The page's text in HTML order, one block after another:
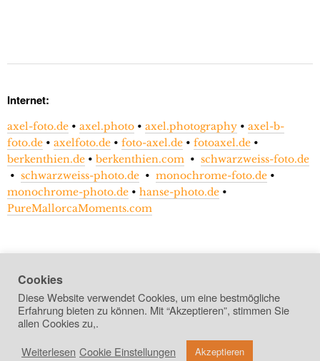
Internet:
axel-foto.de • axel.photo • axel.photography • axel-b-
foto.de • axelfoto.de • foto-axel.de • fotoaxel.de •
berkenthien.de • berkenthien.com • schwarzweiss-foto.de
• schwarzweiss-photo.de • monochrome-foto.de •
monochrome-photo.de • hanse-photo.de •
PureMallorcaMoments.com
copyright 2026
Cookies
Diese Website verwendet Cookies, um eine bestmögliche
Erfahrung bieten zu können. Mit “Akzeptieren”, stimmen Sie
allen Cookies zu,.
Weiterlesen Cookie Einstellungen Akzeptieren